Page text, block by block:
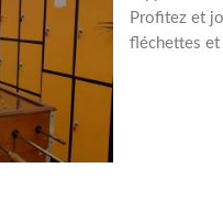
Profitez et
fléchettes